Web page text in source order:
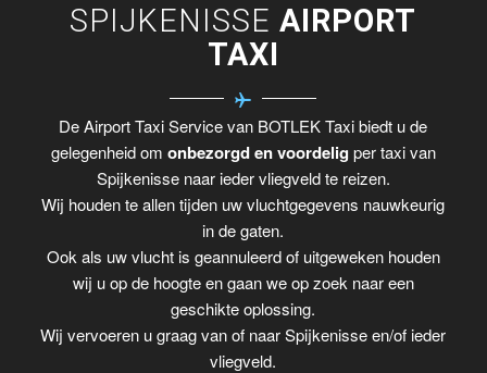
SPIJKENISSEAIRPORT
TAXI
De Airport Taxi Service van BOTLEK Taxi biedt u de
gelegenheid om onbezorgd en voordelig per taxi van
Spijkenisse naar ieder vliegveld te reizen.
Wij houden te allen tijden uw vluchtgegevens nauwkeurig
in de gaten.
Ook als uw vlucht is geannuleerd of uitgeweken houden
wij u op de hoogte en gaan we op zoek naar een
geschikte oplossing.
Wij vervoeren u graag van of naar Spijkenisse en/of ieder
vliegveld.